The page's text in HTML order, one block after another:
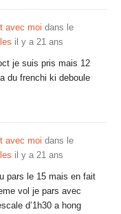
avec moi dans le
il y a 21 ans
je suis pris mais 12
du frenchi ki deboule
avec moi dans le
il y a 21 ans
pars le 15 mais en fait
vol je pars avec
d’1h30 a hong